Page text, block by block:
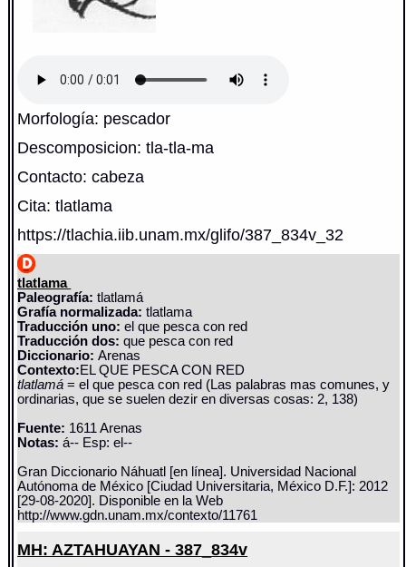
Morfología: pescador
Descomposicion: tla-tla-ma
Contacto: cabeza
Cita: tlatlama
https://tlachia.iib.unam.mx/glifo/387_834v_32
tlatlama
Paleografía: tlatlamá
Grafía normalizada: tlatlama
Traducción uno: el que pesca con red
Traducción dos: que pesca con red
Diccionario:Arenas
Contexto:EL QUE PESCA CON RED
tlatlamá= el que pesca con red (Las palabras mas comunes, y
ordinarias, que se suelen dezir en diversas cosas: 2, 138)
Fuente: 1611 Arenas
Notas: á-- Esp: el--
Gran Diccionario Náhuatl [en línea]. Universidad Nacional
Autónoma de México [Ciudad Universitaria, México D.F.]: 2012
[29-08-2020]. Disponible en la Web
http://www.gdn.unam.mx/contexto/11761
MH: AZTAHUAYAN - 387_834v